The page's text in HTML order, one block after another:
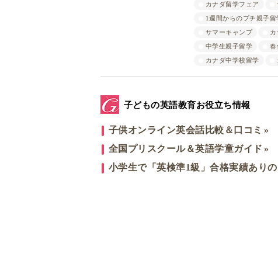
カナダ留学フェア
1週間からのプチ親子留
サマーキャンプ
中学生親子留学
春
カナダ中学校留学
子どもの英語教育お役立ち情報
子供オンライン英会話比較＆口コミ
全国プリスクール＆英語学童ガイド
小学生で「英検準1級」合格実績あり